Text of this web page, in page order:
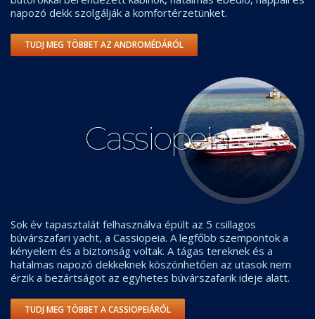
napozó dekk szolgálják a komfortérzetünket.
TUDJ MEG TÖBBET AZ ANDROMÉDÁRÓL
Cassiopeia
Sok év tapasztalát felhasználva épült az 5 csillagos
búvárszafari yacht, a Cassiopeia. A legfőbb szempontok a
kényelem és a biztonság voltak. A tágas tereknek és a
hatalmas napozó dekkeknek köszönhetően az utasok nem
érzik a bezártságot az egyhetes búvárszafarik ideje alatt.
TUDJ MEG TÖBBET A CASSIOPEIÁRÓL